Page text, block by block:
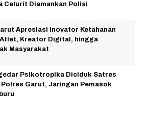
Celurit Diamankan Polisi
Apresiasi Inovator Ketahanan
Atlet, Kreator Digital, hingga
Masyarakat
Psikotropika Diciduk Satres
Polres Garut, Jaringan Pemasok